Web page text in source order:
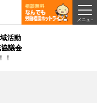
活動
議会
！